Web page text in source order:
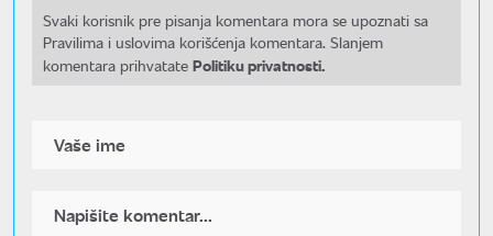
Svaki korisnik pre pisanja komentara mora se upoznati sa
Pravilima i uslovima korišćenja komentara. Slanjem
komentara prihvatate Politiku privatnosti.